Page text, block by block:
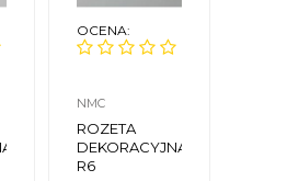
OCENA:
NMC
ROZETA
DEKORACYJNA
R6